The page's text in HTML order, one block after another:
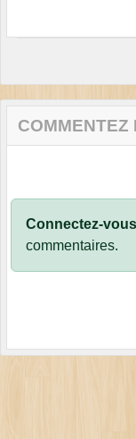
COMMENTEZ
Connectez-vous
commentaires.